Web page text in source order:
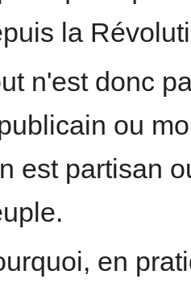
la
n'est donc
ou
est partisan
en